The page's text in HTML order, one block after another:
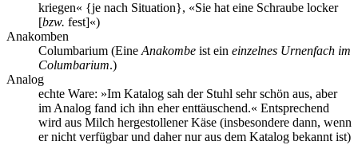
kriegen« {je nach Situation}, «Sie hat eine Schraube locker
[bzw. fest]«)
Anakomben
Columbarium (Eine Anakombe ist ein einzelnes Urnenfach im
Columbarium.)
Analog
echte Ware: »Im Katalog sah der Stuhl sehr schön aus, aber
im Analog fand ich ihn eher enttäuschend.« Entsprechend
wird aus Milch hergestollener Käse (insbesondere dann, wenn
er nicht verfügbar und daher nur aus dem Katalog bekannt ist)